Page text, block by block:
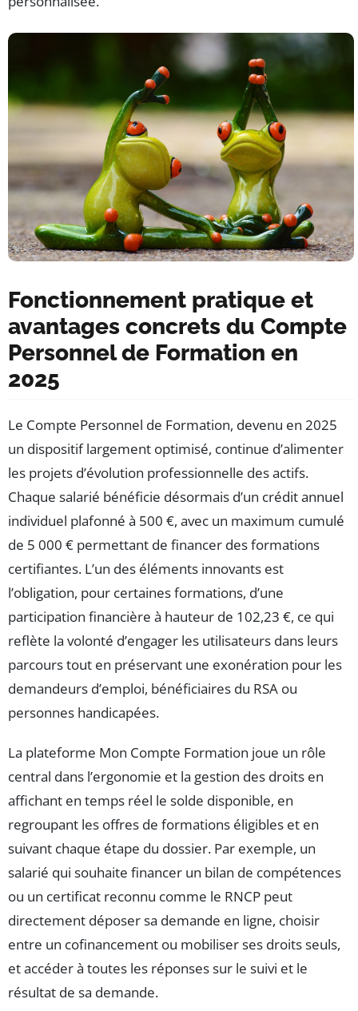
Fonctionnement pratique et
avantages concrets du Compte
Personnel de Formation en
2025
Le Compte Personnel de Formation, devenu en 2025
un dispositif largement optimisé, continue d’alimenter
les projets d’évolution professionnelle des actifs.
Chaque salarié bénéficie désormais d’un crédit annuel
individuel plafonné à 500 €, avec un maximum cumulé
de 5 000 € permettant de financer des formations
certifiantes. L’un des éléments innovants est
l’obligation, pour certaines formations, d’une
participation financière à hauteur de 102,23 €, ce qui
reflète la volonté d’engager les utilisateurs dans leurs
parcours tout en préservant une exonération pour les
demandeurs d’emploi, bénéficiaires du RSA ou
personnes handicapées.
La plateforme Mon Compte Formation joue un rôle
central dans l’ergonomie et la gestion des droits en
affichant en temps réel le solde disponible, en
regroupant les offres de formations éligibles et en
suivant chaque étape du dossier. Par exemple, un
salarié qui souhaite financer un bilan de compétences
ou un certificat reconnu comme le RNCP peut
directement déposer sa demande en ligne, choisir
entre un cofinancement ou mobiliser ses droits seuls,
et accéder à toutes les réponses sur le suivi et le
résultat de sa demande.